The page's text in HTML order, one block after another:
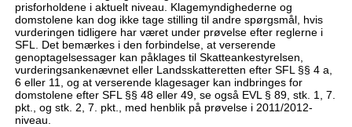
prisforholdene i aktuelt niveau. Klagemyndighederne og
domstolene kan dog ikke tage stilling til andre spørgsmål, hvis
vurderingen tidligere har været under prøvelse efter reglerne i
SFL. Det bemærkes i den forbindelse, at verserende
genoptagelsessager kan påklages til Skatteankestyrelsen,
vurderingsankenævnet eller Landsskatteretten efter SFL §§ 4 a,
6 eller 11, og at verserende klagesager kan indbringes for
domstolene efter SFL §§ 48 eller 49, se også EVL § 89, stk. 1, 7.
pkt., og stk. 2, 7. pkt., med henblik på prøvelse i 2011/2012-
niveau.